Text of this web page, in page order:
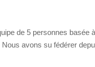
de 5 personnes basée
Nous avons su fédérer